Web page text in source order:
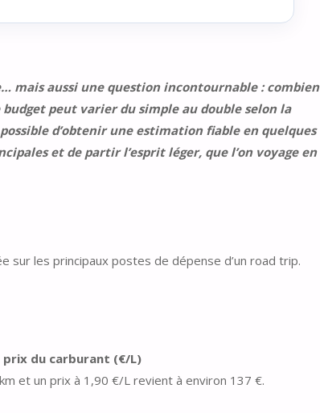
mais aussi une question incontournable : combien
peut varier du simple au double selon la
d’obtenir une estimation fiable en quelques
et de partir l’esprit léger, que l’on voyage en
sur les principaux postes de dépense d’un road trip.
prix du carburant (€/L)
et un prix à 1,90 €/L revient à environ 137 €.